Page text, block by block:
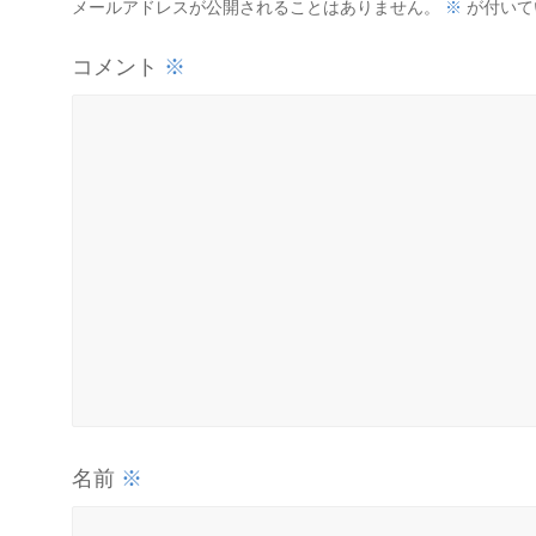
メールアドレスが公開されることはありません。 ※ が付い
コメント ※
名前 ※